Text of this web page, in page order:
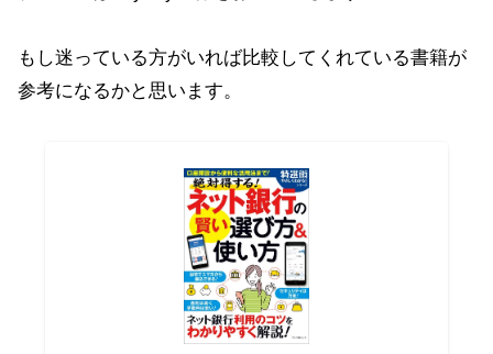
もし迷っている方がいれば比較してくれている書籍が
参考になるかと思います。